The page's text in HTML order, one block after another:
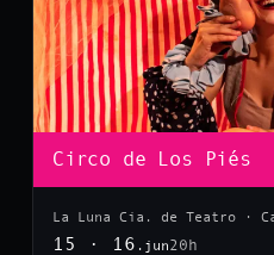
Circo de Los Piés
La Luna Cia. de Teatro ·
15 · 16 .jun20h